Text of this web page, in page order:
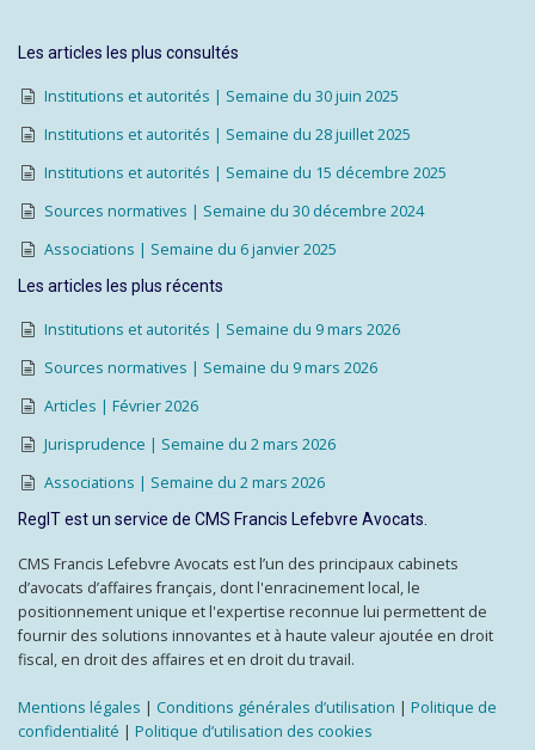
Les articles les plus consultés
Institutions et autorités | Semaine du 30 juin 2025
Institutions et autorités | Semaine du 28 juillet 2025
Institutions et autorités | Semaine du 15 décembre 2025
Sources normatives | Semaine du 30 décembre 2024
Associations | Semaine du 6 janvier 2025
Les articles les plus récents
Institutions et autorités | Semaine du 9 mars 2026
Sources normatives | Semaine du 9 mars 2026
Articles | Février 2026
Jurisprudence | Semaine du 2 mars 2026
Associations | Semaine du 2 mars 2026
RegIT est un service de CMS Francis Lefebvre Avocats.
CMS Francis Lefebvre Avocats est l’un des principaux cabinets
d’avocats d’affaires français, dont l'enracinement local, le
positionnement unique et l'expertise reconnue lui permettent de
fournir des solutions innovantes et à haute valeur ajoutée en droit
fiscal, en droit des affaires et en droit du travail.
Mentions légales | Conditions générales d’utilisation | Politique de
confidentialité | Politique d’utilisation des cookies